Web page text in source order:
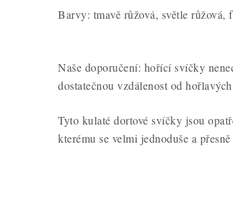
Barvy: tmavě růžová, světle růžová,
Naše doporučení: hořící svíčky
dostatečnou vzdálenost od
Tyto kulaté dortové svíčky jsou
kterému se velmi jednoduše a